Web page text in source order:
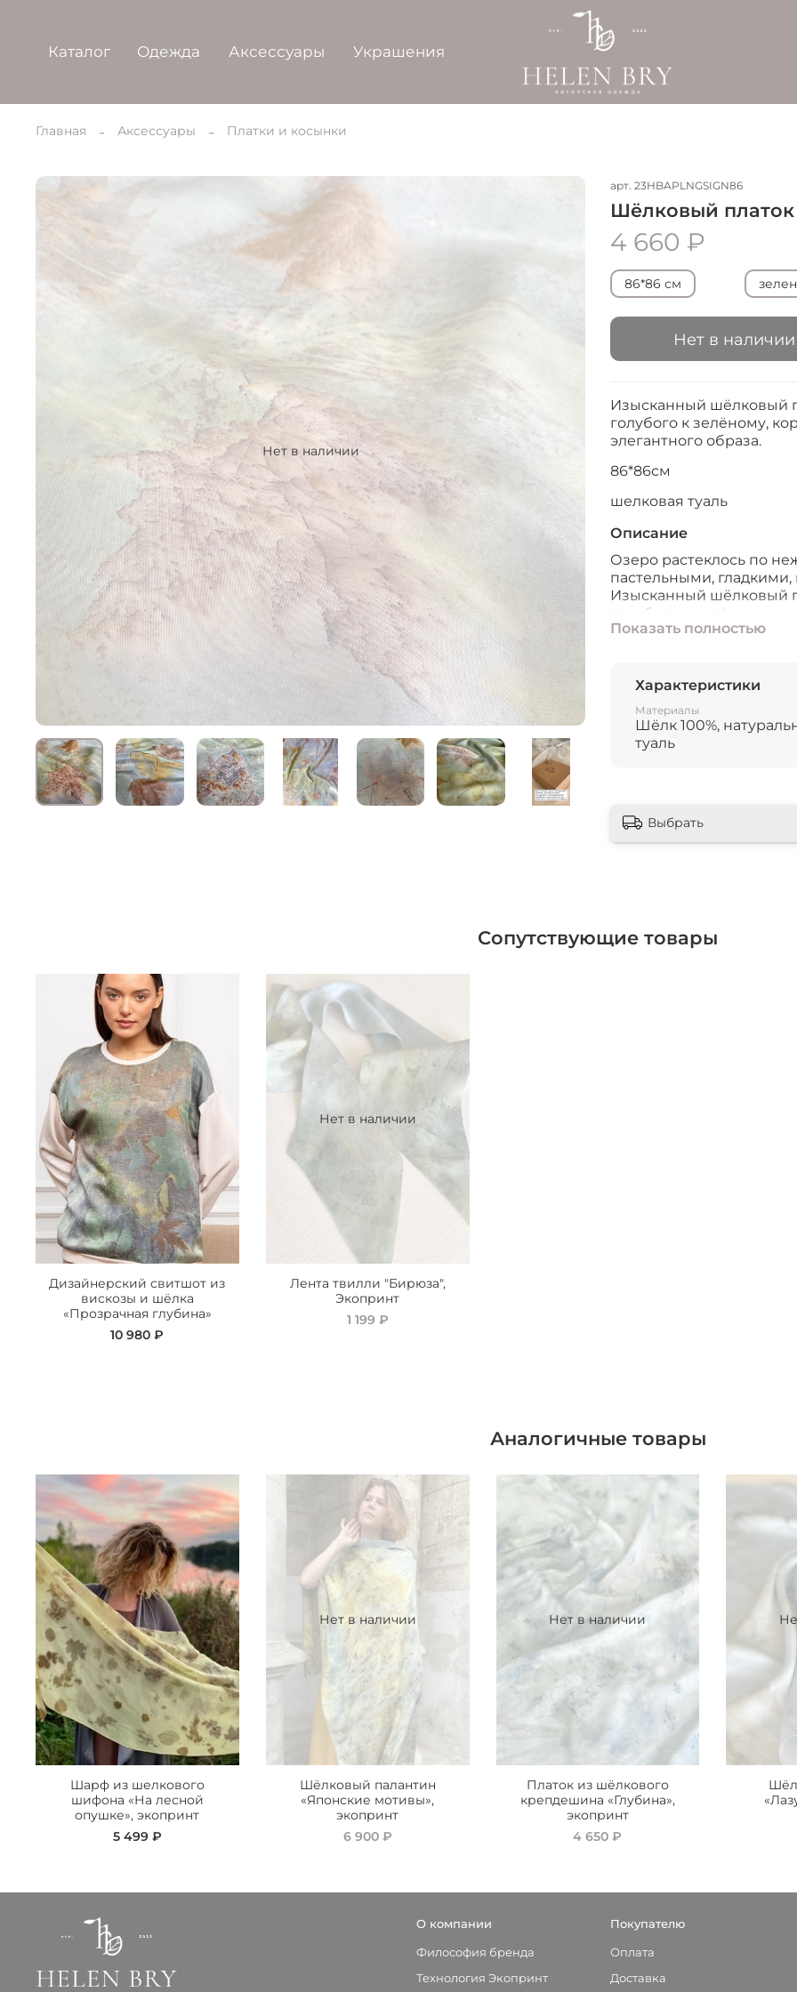
Каталог Одежда Аксессуары Украшения
Главная Аксессуары Платки и косынки
Нет в наличии
арт. 23HBAPLNGSIGN86
Шёлковый платок
4 660 ₽
86*86 см
Нет в наличии
Изысканный шёлковый
голубого к зелёному,
элегантного образа.
86*86см
шелковая туаль
Описание
Озеро растеклось по
пастельными,
Изысканный шёлковый
голубого к зелёному,
элегантного образа.
Единственный в своём
натуральными
листьев
Шёлковая туаль -100%
температуре «шёлк»
Показать полностью
Характеристики
Материалы
Шёлк 100%,
туаль
Выбрать
Сопутствующие товары
Дизайнерский свитшот из
вискозы и шёлка
«Прозрачная глубина»
10 980 ₽
Нет в наличии
Лента твилли "Бирюза",
Экопринт
1 199 ₽
Аналогичные товары
Шарф из шелкового
шифона «На лесной
опушке», экопринт
5 499 ₽
Нет в наличии
Шёлковый палантин
«Японские мотивы»,
экопринт
6 900 ₽
Нет в наличии
Платок из шёлкового
крепдешина «Глубина»,
экопринт
4 650 ₽
О компании
Философия бренда
Технология Экопринт
Покупателю
Оплата
Доставка